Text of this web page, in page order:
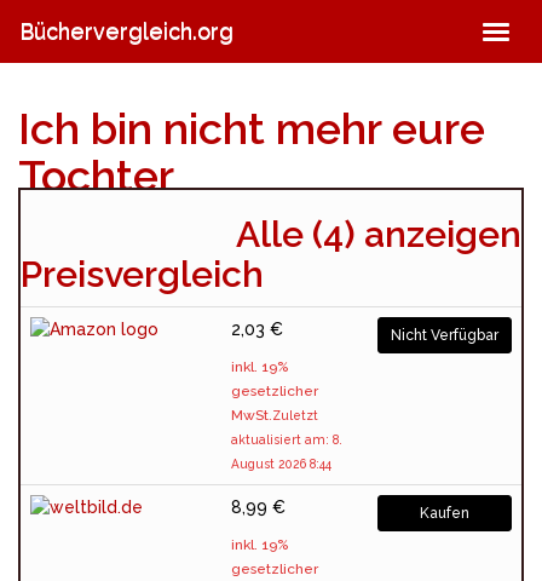
main
Büchervergleich.org
Ich bin nicht mehr eure
Tochter
Alle (4) anzeigen
Preisvergleich
2,03 €
inkl. 19%
gesetzlicher
MwSt.Zuletzt
aktualisiert am: 8.
August 2026 8:44
Nicht Verfügbar
8,99 €
inkl. 19%
gesetzlicher
Kaufen